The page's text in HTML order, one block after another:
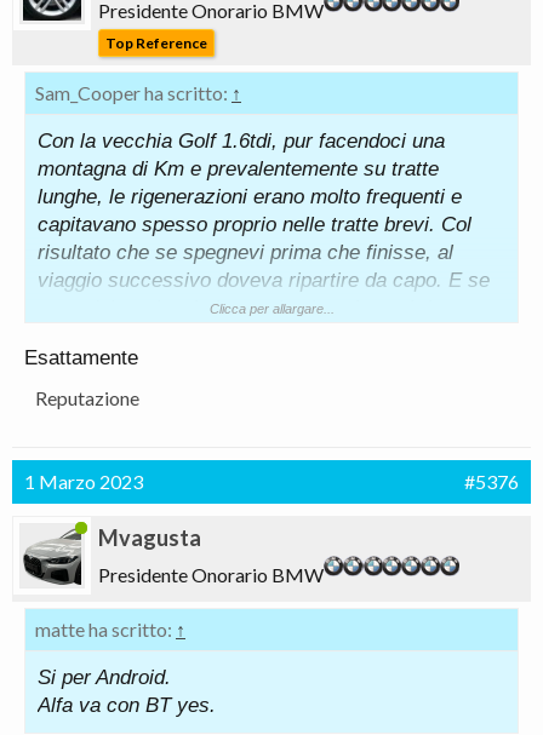
Presidente Onorario BMW
Top Reference
Sam_Cooper ha scritto: ↑
Con la vecchia Golf 1.6tdi, pur facendoci una
montagna di Km e prevalentemente su tratte
lunghe, le rigenerazioni erano molto frequenti e
capitavano spesso proprio nelle tratte brevi. Col
risultato che se spegnevi prima che finisse, al
viaggio successivo doveva ripartire da capo. E se
era un'altro viaggio breve, la situazione si ripeteva
Clicca per allargare...
Esattamente
Reputazione
1 Marzo 2023 #5376
Mvagusta
Presidente Onorario BMW
matte ha scritto: ↑
Si per Android.
Alfa va con BT yes.